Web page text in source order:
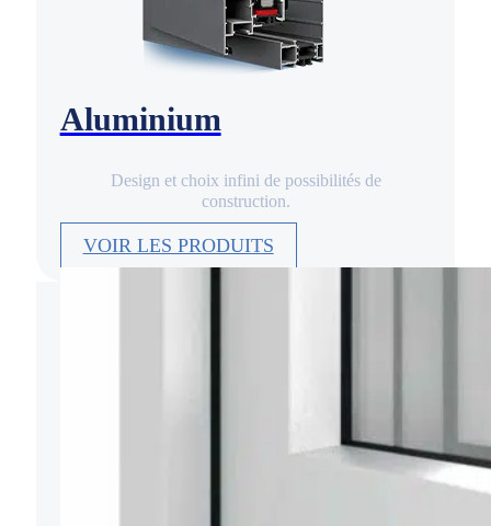
Aluminium
Design et choix infini de possibilités de
construction.
VOIR LES PRODUITS